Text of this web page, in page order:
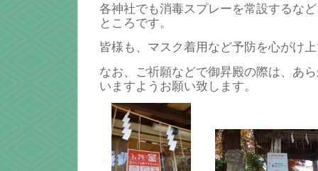
各神社でも消毒スプレーを常設するな
ところです。
皆様も、マスク着用など予防を心がけ
なお、ご祈願などで御昇殿の際は、あ
いますようお願い致します。